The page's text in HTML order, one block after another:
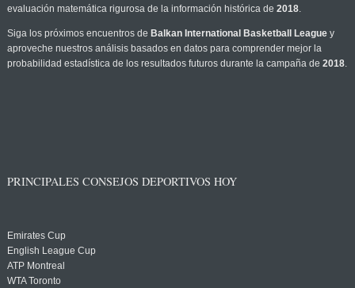
evaluación matemática rigurosa de la información histórica de 2018.
Siga los próximos encuentros de Balkan International Basketball Leaguey
aproveche nuestros análisis basados en datos para comprender mejor la
probabilidad estadística de los resultados futuros durante la campaña de 2018.
PRINCIPALES CONSEJOS DEPORTIVOS HOY
Emirates Cup
English League Cup
ATP Montreal
WTA Toronto